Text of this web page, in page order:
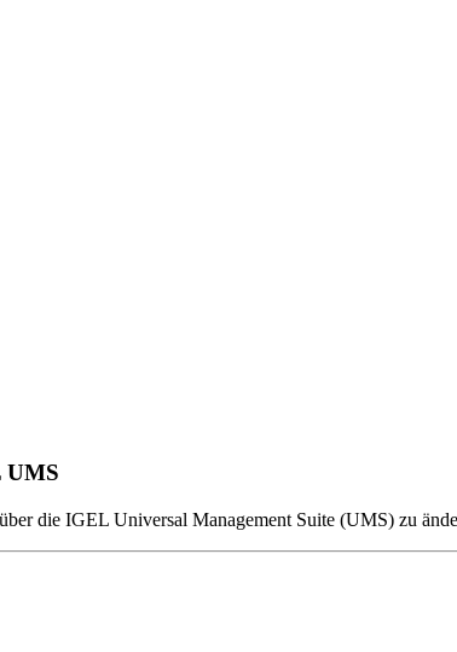
UMS
die IGEL Universal Management Suite (UMS) zu